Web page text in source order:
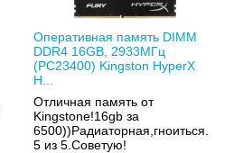
Оперативная память DIMM
DDR4 16GB, 2933МГц
(PC23400) Kingston HyperX
H...
Отличная память от
Kingstone!16gb за
6500))Радиаторная,гноиться.
5 из 5.Советую!